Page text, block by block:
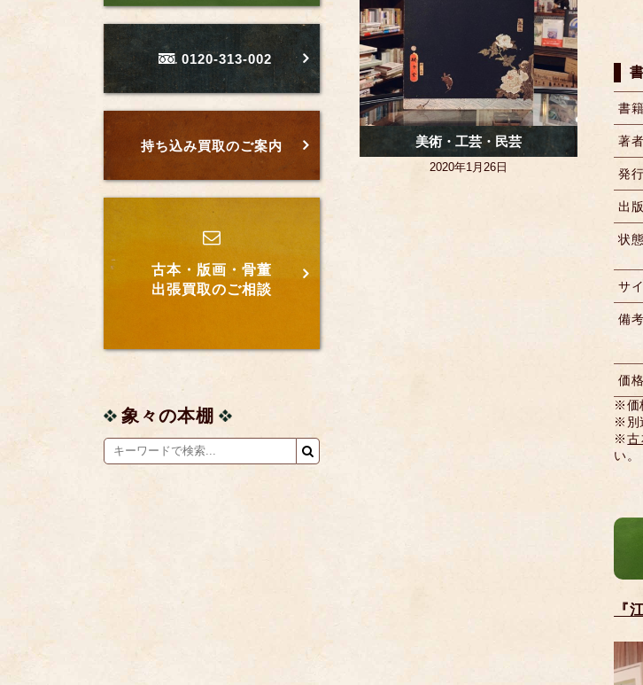
書
著者
発
出
状態
サ
備考
価格
※価
※別
※
い。
『
美術・工芸・民芸
2020年1月26日
0120-313-002
持ち込み買取のご案内
古本・版画・骨董
出張買取のご相談
象々の本棚